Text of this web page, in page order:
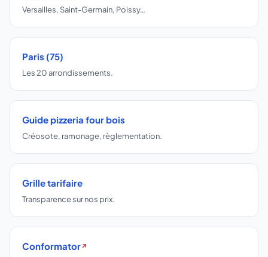
Versailles, Saint-Germain, Poissy…
Paris (75)
Les 20 arrondissements.
Guide pizzeria four bois
Créosote, ramonage, règlementation.
Grille tarifaire
Transparence sur nos prix.
Conformator↗